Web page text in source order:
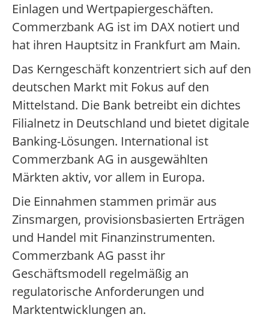
Einlagen und Wertpapiergeschäften.
Commerzbank AG ist im DAX notiert und
hat ihren Hauptsitz in Frankfurt am Main.
Das Kerngeschäft konzentriert sich auf den
deutschen Markt mit Fokus auf den
Mittelstand. Die Bank betreibt ein dichtes
Filialnetz in Deutschland und bietet digitale
Banking-Lösungen. International ist
Commerzbank AG in ausgewählten
Märkten aktiv, vor allem in Europa.
Die Einnahmen stammen primär aus
Zinsmargen, provisionsbasierten Erträgen
und Handel mit Finanzinstrumenten.
Commerzbank AG passt ihr
Geschäftsmodell regelmäßig an
regulatorische Anforderungen und
Marktentwicklungen an.